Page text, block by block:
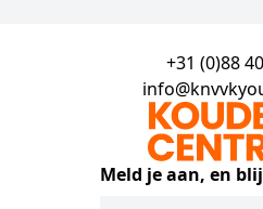
+31 (0)88
Meld je aan, en